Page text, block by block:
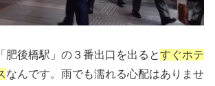
「肥後橋駅」の３番出口 を出るとすぐホテ
なんです。雨でも濡れる心配はありませ